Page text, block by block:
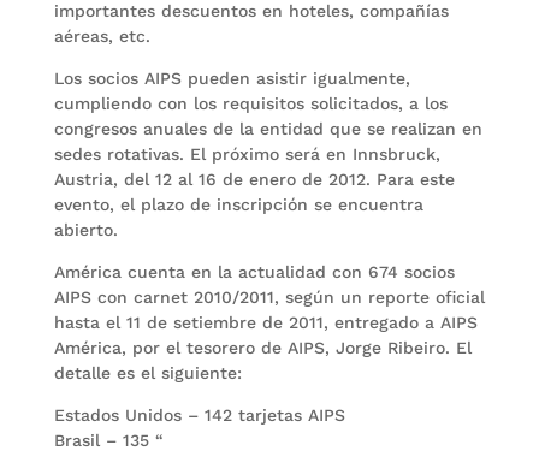
importantes descuentos en hoteles, compañías
aéreas, etc.
Los socios AIPS pueden asistir igualmente,
cumpliendo con los requisitos solicitados, a los
congresos anuales de la entidad que se realizan en
sedes rotativas. El próximo será en Innsbruck,
Austria, del 12 al 16 de enero de 2012. Para este
evento, el plazo de inscripción se encuentra
abierto.
América cuenta en la actualidad con 674 socios
AIPS con carnet 2010/2011, según un reporte oficial
hasta el 11 de setiembre de 2011, entregado a AIPS
América, por el tesorero de AIPS, Jorge Ribeiro. El
detalle es el siguiente:
Estados Unidos – 142 tarjetas AIPS
Brasil – 135 “